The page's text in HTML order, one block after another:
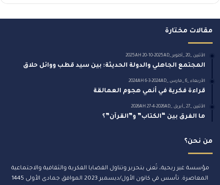
ر
ل
ر
ي
مقالات مختارة
الأثنين _20 _أكتوبر _2025AH 20-10-2025AD
المجتمع الجاهلي والدولة الحديثة: بين سيد قطب ووائل حلاق
الأربعاء _6 _مارس _2024AH 6-3-2024AD
قراءة فكرية في أنمي هجوم العمالقة
الأثنين _27 _أبريل _2026AH 27-4-2026AD
ما الفرق بين “الكتاب” و”القرآن”؟
من نحن؟
مؤسسة غير ربحية، تُعنى بتحرير وتناول القضايا الفكرية والثقافية والاجتماعية
المعاصرة. تأسس في كانون الأول/ديسمبر 2023 الموافق جمادى الأولى 1445